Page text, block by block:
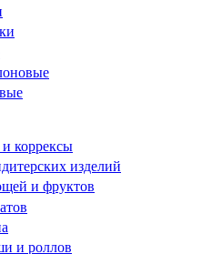
коррексы
изделий
и фруктов
и роллов